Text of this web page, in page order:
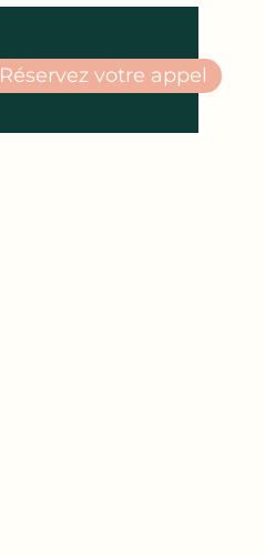
Réservez votre appel